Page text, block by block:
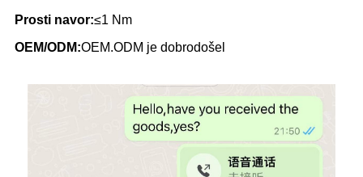
Prosti navor:≤1 Nm
OEM/ODM:OEM.ODM je dobrodošel